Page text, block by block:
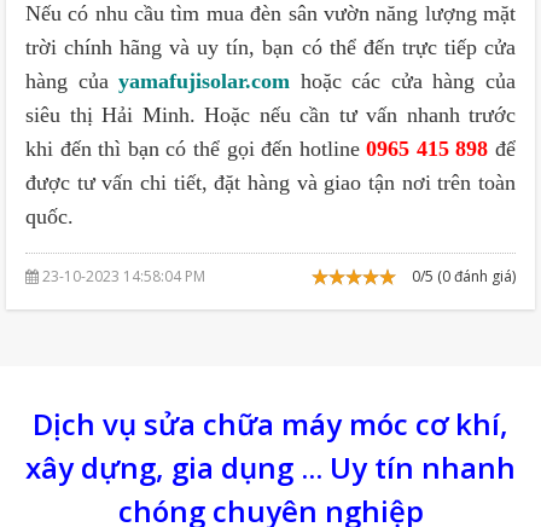
Nếu có nhu cầu tìm mua đèn sân vườn năng lượng mặt
trời chính hãng và uy tín, bạn có thể đến trực tiếp cửa
hàng củayamafujisolar.com hoặc các cửa hàng của
siêu thị Hải Minh. Hoặc nếu cần tư vấn nhanh trước
khi đến thì bạn có thể gọi đến hotline0965 415 898 để
được tư vấn chi tiết, đặt hàng và giao tận nơi trên toàn
quốc.
23-10-2023 14:58:04 PM 0/5 (0 đánh giá)
Dịch vụ sửa chữa máy móc cơ khí,
xây dựng, gia dụng ... Uy tín nhanh
chóng chuyên nghiệp